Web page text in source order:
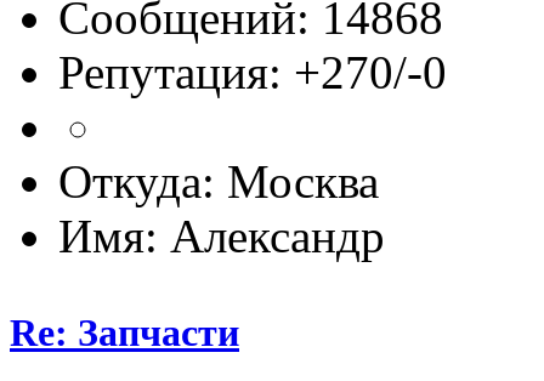
Сообщений: 14868
Репутация: +270/-0
Откуда: Москва
Имя: Александр
Re: Запчасти